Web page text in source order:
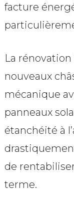
facture
La
nouveaux
mécanique
panneaux
étanchéité à
de
terme.